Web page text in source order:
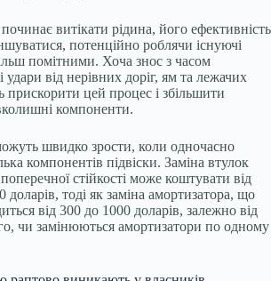
витікати рідина, його ефективність
потенційно роблячи існуючі
помітними. Хоча знос з часом
від нерівних доріг, ям та лежачих
прискорити цей процес і збільшити
компоненти.
швидко зрости, коли одночасно
компонентів підвіски. Заміна втулок
поперечної стійкості може коштувати від
тоді як заміна амортизатора, що
від 300 до 1000 доларів, залежно від
чи замінюються амортизатори по одному